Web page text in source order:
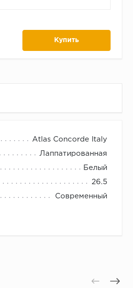
Купить
Atlas Concorde Italy
Лаппатированная
Белый
26.5
Современный